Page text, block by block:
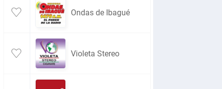
Ondas de Ibagué
Violeta Stereo